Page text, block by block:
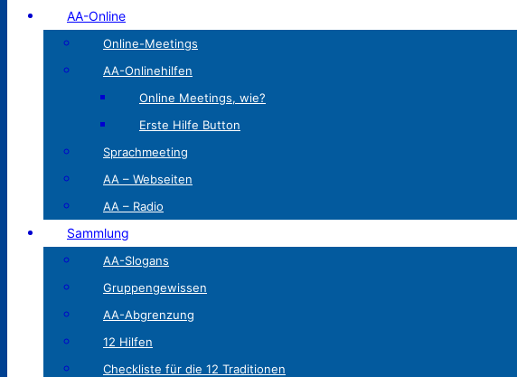
AA-Online
Online-Meetings
AA-Onlinehilfen
Online Meetings, wie?
Erste Hilfe Button
Sprachmeeting
AA – Webseiten
AA – Radio
Sammlung
AA-Slogans
Gruppengewissen
AA-Abgrenzung
12 Hilfen
Checkliste für die 12 Traditionen